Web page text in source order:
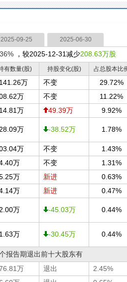
2025-09-25 2025-06-30
，较2025-12-31减少208.63万股
有数量(股) 持股变化(股) 占总股本比
万 不变 29.72%
万 不变 11.22%
万 49.39万 9.92%
万 -38.52万 1.78%
万 不变 1.43%
万 不变 1.31%
万 新进 0.63%
万 新进 0.47%
万 -45.03万 0.44%
万 -30.45万 0.44%
报告期退出前十大股东有
万 退出
2.45%